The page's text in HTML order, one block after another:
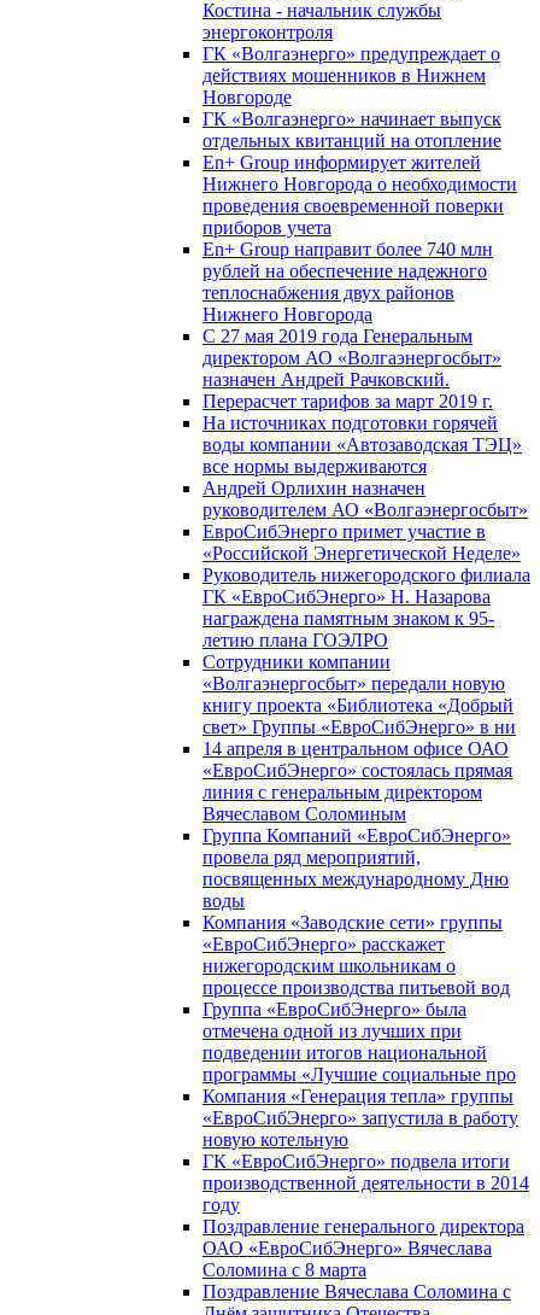
Костина - начальник службы
энергоконтроля
ГК «Волгаэнерго» предупреждает о
действиях мошенников в Нижнем
Новгороде
ГК «Волгаэнерго» начинает выпуск
отдельных квитанций на отопление
En+ Group информирует жителей
Нижнего Новгорода о необходимости
проведения своевременной поверки
приборов учета
En+ Group направит более 740 млн
рублей на обеспечение надежного
теплоснабжения двух районов
Нижнего Новгорода
С 27 мая 2019 года Генеральным
директором АО «Волгаэнергосбыт»
назначен Андрей Рачковский.
Перерасчет тарифов за март 2019 г.
На источниках подготовки горячей
воды компании «Автозаводская ТЭЦ»
все нормы выдерживаются
Андрей Орлихин назначен
руководителем АО «Волгаэнергосбыт»
ЕвроСибЭнерго примет участие в
«Российской Энергетической Неделе»
Руководитель нижегородского филиала
ГК «ЕвроСибЭнерго» Н. Назарова
награждена памятным знаком к 95-
летию плана ГОЭЛРО
Сотрудники компании
«Волгаэнергосбыт» передали новую
книгу проекта «Библиотека «Добрый
свет» Группы «ЕвроСибЭнерго» в ни
14 апреля в центральном офисе ОАО
«ЕвроСибЭнерго» состоялась прямая
линия с генеральным директором
Вячеславом Соломиным
Группа Компаний «ЕвроСибЭнерго»
провела ряд мероприятий,
посвященных международному Дню
воды
Компания «Заводские сети» группы
«ЕвроСибЭнерго» расскажет
нижегородским школьникам о
процессе производства питьевой вод
Группа «ЕвроСибЭнерго» была
отмечена одной из лучших при
подведении итогов национальной
программы «Лучшие социальные про
Компания «Генерация тепла» группы
«ЕвроСибЭнерго» запустила в работу
новую котельную
ГК «ЕвроСибЭнерго» подвела итоги
производственной деятельности в 2014
году
Поздравление генерального директора
ОАО «ЕвроСибЭнерго» Вячеслава
Соломина с 8 марта
Поздравление Вячеслава Соломина с